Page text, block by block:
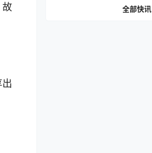
故
全部快讯